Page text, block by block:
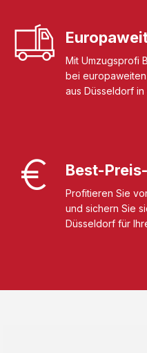
Mit Umzugsprofi
bei
aus Düsseldorf
Best-
Profitieren Sie
und sichern Sie
Düsseldorf für